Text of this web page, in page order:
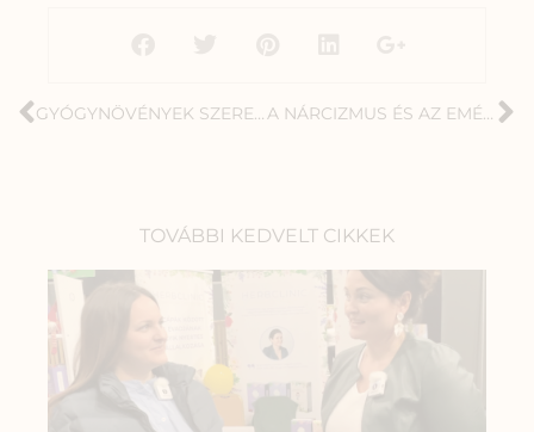
GYÓGYNÖVÉNYEK SZEREPE A JÖVŐ ÉPÍTÉSÉBEN A NÁRCIZMUS ÉS AZ EMÉSZTŐRENDSZER BETEGSÉGEI
TOVÁBBI KEDVELT CIKKEK